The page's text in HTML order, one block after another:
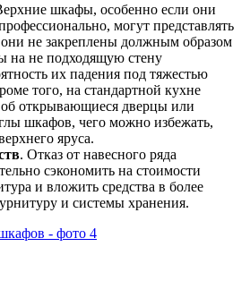
шкафы, особенно если они
могут представлять
они не закреплены должным образом
на не подходящую стену
их падения под тяжестью
того, на стандартной кухне
об открывающиеся дверцы или
шкафов, чего можно избежать,
яруса.
. Отказ от навесного ряда
сэкономить на стоимости
и вложить средства в более
и системы хранения.